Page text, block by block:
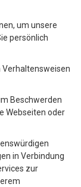
um unsere
persönlich
Beschwerden
Webseiten oder
in Verbindung
zur